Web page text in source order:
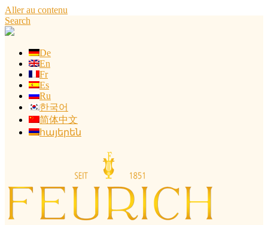
Aller au contenu
Search
De
En
Fr
Es
Ru
한국어
简体中文
հայերեն